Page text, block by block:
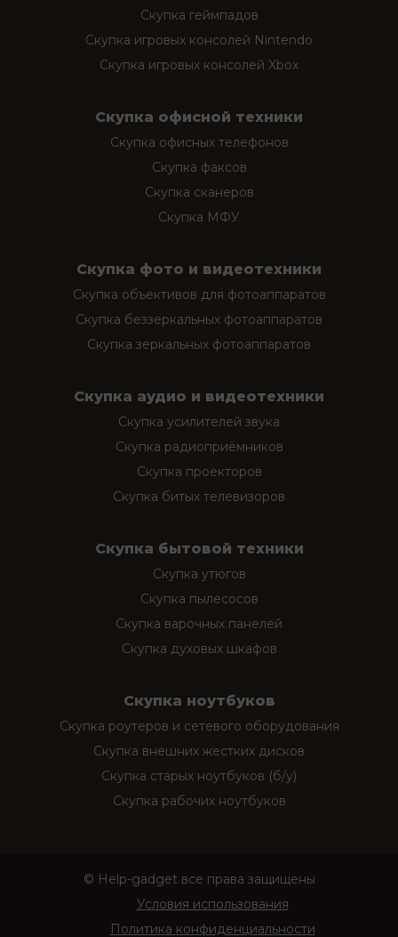
Скупка геймпадов
Скупка игровых консолей Nintendo
Скупка игровых консолей Xbox
Скупка офисной техники
Скупка офисных телефонов
Скупка факсов
Скупка сканеров
Скупка МФУ
Скупка фото и видеотехники
Скупка объективов для фотоаппаратов
Скупка беззеркальных фотоаппаратов
Скупка зеркальных фотоаппаратов
Скупка аудио и видеотехники
Скупка усилителей звука
Скупка радиоприёмников
Скупка проекторов
Скупка битых телевизоров
Скупка бытовой техники
Скупка утюгов
Скупка пылесосов
Скупка варочных панелей
Скупка духовых шкафов
Скупка ноутбуков
Скупка роутеров и сетевого оборудования
Скупка внешних жестких дисков
Скупка старых ноутбуков (б/у)
Скупка рабочих ноутбуков
© Help-gadget все права защищены
Условия использования
Политика конфиденциальности